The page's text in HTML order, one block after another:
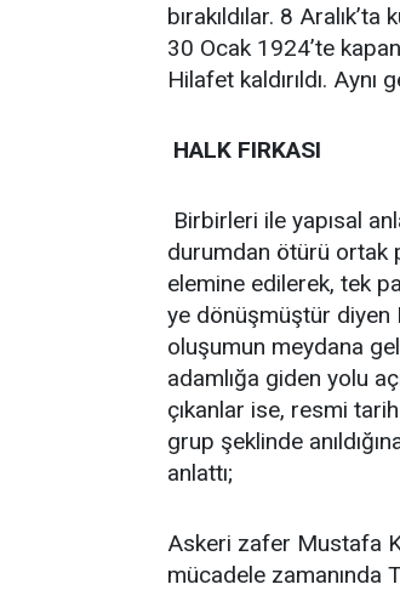
bırakıldılar. 8
30 Ocak 1924’te
Hilafet kaldırıldı. Aynı
HALK FIRKASI
Birbirleri ile yapısal
durumdan ötürü ortak
elemine edilerek, tek
ye dönüşmüştür diyen
oluşumun meydana
adamlığa giden yolu
çıkanlar ise, resmi
grup şeklinde
anlattı;
Askeri zafer Mustafa
mücadele zamanında